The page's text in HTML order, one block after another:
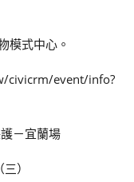
模式中心。
civicrm/event/info?
－宜蘭場
）